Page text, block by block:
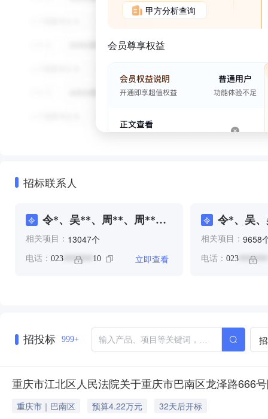
甲方分析查询
会员尊享权益
招标联系人
令
令*、吴**、周**、周**、
相关项目： 13047个
电话： 023 ******* 10 立即查看
令
令*、吴
相关项目： 9658
电话： 023*******
招投标 999+
重庆市江北区人民法院关于重庆市巴南区龙泽路666
重庆市｜巴南区 预算4.22万元
32天后开标